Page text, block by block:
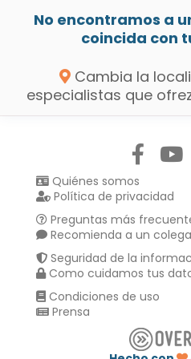
No encontramos a
coincida con
Cambia la
especialistas que
Quiénes somos
Política de privacidad
Preguntas más
Recomienda a un colega
Seguridad de la
Como cuidamos tus
Condiciones de uso
Prensa